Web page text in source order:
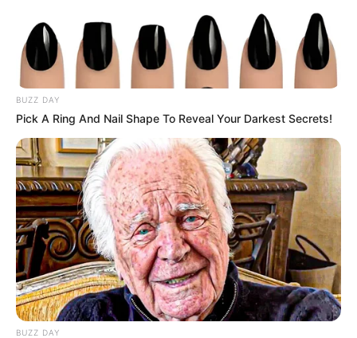
BUZZ DAY
Pick A Ring And Nail Shape To Reveal Your Darkest Secrets!
BUZZ DAY